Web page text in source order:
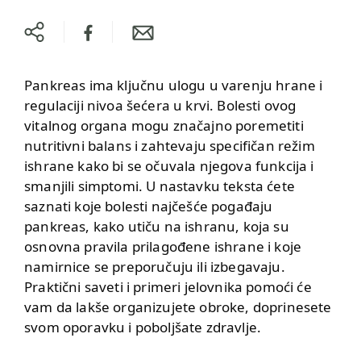
Pankreas ima ključnu ulogu u varenju hrane i
regulaciji nivoa šećera u krvi. Bolesti ovog
vitalnog organa mogu značajno poremetiti
nutritivni balans i zahtevaju specifičan režim
ishrane kako bi se očuvala njegova funkcija i
smanjili simptomi. U nastavku teksta ćete
saznati koje bolesti najčešće pogađaju
pankreas, kako utiču na ishranu, koja su
osnovna pravila prilagođene ishrane i koje
namirnice se preporučuju ili izbegavaju.
Praktični saveti i primeri jelovnika pomoći će
vam da lakše organizujete obroke, doprinesete
svom oporavku i poboljšate zdravlje.